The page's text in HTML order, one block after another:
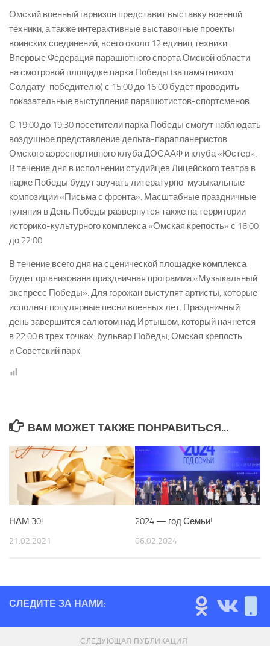
Омский военный гарнизон представит выставку военной
техники, а также интерактивные выставочные проекты
воинских соединений, всего около 12 единиц техники.
Впервые Федерация парашютного спорта Омской области
на смотровой площадке парка Победы (за памятником
Солдату-победителю) с 15:00 до 16:00 будет проводить
показательные выступления парашютистов-спортсменов.
С 19:00 до 19:30 посетители парка Победы смогут наблюдать
воздушное представление дельта-парапланеристов
Омского аэроспортивного клуба ДОСААФ и клуба «Юстер».
В течение дня в исполнении студийцев Лицейского театра в
парке Победы будут звучать литературно-музыкальные
композиции «Письма с фронта». Масштабные праздничные
гуляния в День Победы развернутся также на территории
историко-культурного комплекса «Омская крепость» с 16:00
до 22:00.
В течение всего дня на сценической площадке комплекса
будет организована праздничная программа «Музыкальный
экспресс Победы». Для горожан выступят артисты, которые
исполнят популярные песни военных лет. Праздничный
день завершится салютом над Иртышом, который начнется
в 22:00 в трех точках: бульвар Победы, Омская крепость
и Советский парк.
ВАМ МОЖЕТ ТАКЖЕ ПОНРАВИТЬСЯ...
НАМ 30!
21.02.2021
2024 — год Семьи!
06.02.2024
СЛЕДИТЕ ЗА НАМИ:
СЛЕДУЮЩАЯ ПУБЛИКАЦИЯ